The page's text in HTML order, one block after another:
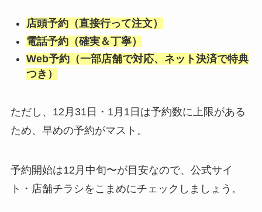
店頭予約（直接行って注文）
電話予約（確実＆丁寧）
Web予約（一部店舗で対応、ネット決済で特典
つき）
ただし、12月31日・1月1日は予約数に上限がある
ため、早めの予約がマスト。
予約開始は12月中旬〜が目安なので、公式サイ
ト・店舗チラシをこまめにチェックしましょう。